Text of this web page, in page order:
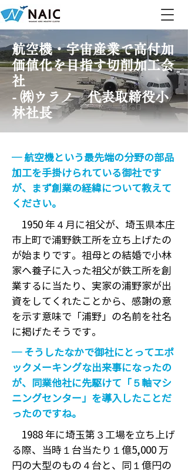
─ 航空機という最先端の分野の部品
加工を手掛けられている御社です
が、まず創業の経緯について教えて
ください。
1950 年４月に祖父が、埼玉県本庄
市上町で浦野鉄工所を立ち上げたの
が始まりです。祖母との結婚で小林
家へ養子に入った祖父が鉄工所を創
業するに当たり、実家の浦野家が出
資をしてくれたことから、感謝の意
を示す意味で「浦野」の名前を社名
に掲げたそうです。
─ そうしたなかで御社にとってエポ
ックメーキングな出来事になったの
が、同業他社に先駆けて「５軸マシ
ニングセンター」を導入したことだ
ったのですね。
1988 年に埼玉第３工場を立ち上げ
る際、当時１台当たり１億5,000 万
円の大型のもの４台と、同１億円の
航空機・宇宙産業で高付加
価値化を目指す切削加工会
社
- ㈱ウラノ 代表取締役小
林社長